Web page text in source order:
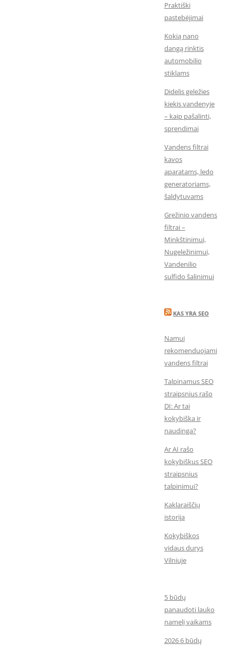
Praktiški
pastebėjimai
Kokią nano
dangą rinktis
automobilio
stiklams
Didelis geležies
kiekis vandenyje
– kaip pašalinti,
sprendimai
Vandens filtrai
kavos
aparatams, ledo
generatoriams,
šaldytuvams
Gręžinio vandens
filtrai –
Minkštinimui,
Nugeležinimui,
Vandenilio
sulfido šalinimui
KAS YRA SEO
Namui
rekomenduojami
vandens filtrai
Talpinamus SEO
straipsnius rašo
DI: Ar tai
kokybiška ir
naudinga?
Ar AI rašo
kokybiškus SEO
straipsnius
talpinimui?
Kaklaraiščių
istorija
Kokybiškos
vidaus durys
Vilniuje
5 būdų
panaudoti lauko
namelį vaikams
2026 6 būdų